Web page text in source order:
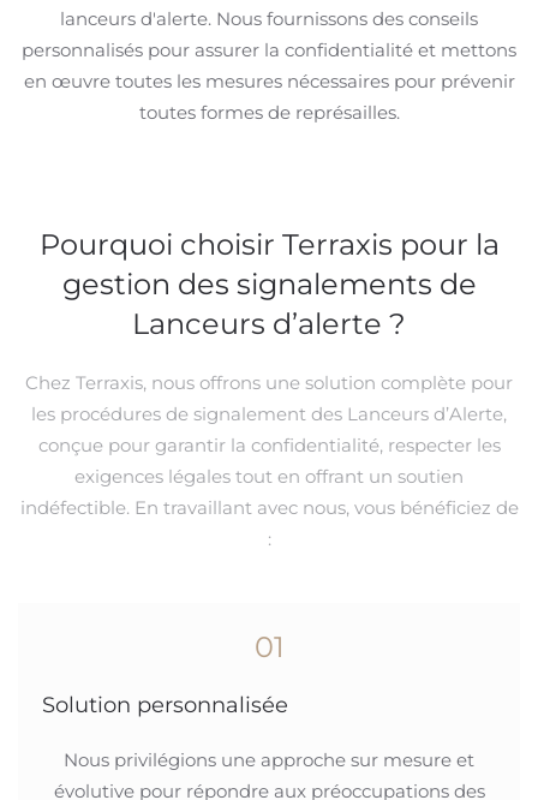
lanceurs d'alerte. Nous fournissons des conseils
personnalisés pour assurer la confidentialité et mettons
en œuvre toutes les mesures nécessaires pour prévenir
toutes formes de représailles.
Pourquoi choisir Terraxis pour la
gestion des signalements de
Lanceurs d’alerte ?
Chez Terraxis, nous offrons une solution complète pour
les procédures de signalement des Lanceurs d’Alerte,
conçue pour garantir la confidentialité, respecter les
exigences légales tout en offrant un soutien
indéfectible. En travaillant avec nous, vous bénéficiez de
:
01
Solution personnalisée
Nous privilégions une approche sur mesure et
évolutive pour répondre aux préoccupations des